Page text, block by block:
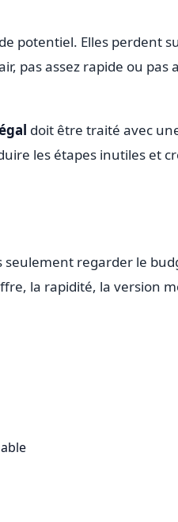
potentiel. Elles perdent
pas assez rapide ou pas
doit être traité avec
les étapes inutiles et
seulement regarder le
la rapidité, la version